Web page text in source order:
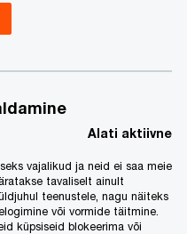
põhjalikult
milles PwC
juunis 2017 alanud
möödunud reedel
sai suure finaali –
Indrek
Alati aktiivne
vajalikud ja neid ei saa meie
tavaliselt ainult
teenustele, nagu näiteks
või vormide täitmine.
küpsiseid blokeerima või